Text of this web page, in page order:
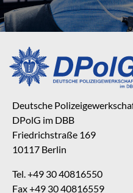
Deutsche
DPolG im DBB
Friedrichstraße 169
10117 Berlin
Tel. +49 30 40816550
Fax +49 30 40816559